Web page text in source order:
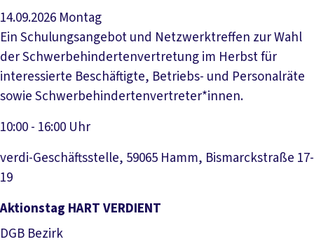
14.09.2026 Montag
Ein Schulungsangebot und Netzwerktreffen zur Wahl
der Schwerbehindertenvertretung im Herbst für
interessierte Beschäftigte, Betriebs- und Personalräte
sowie Schwerbehindertenvertreter*innen.
10:00 - 16:00 Uhr
verdi-Geschäftsstelle, 59065 Hamm, Bismarckstraße 17-
19
Veranstaltung anzeigen
Aktionstag HART VERDIENT
DGB Bezirk